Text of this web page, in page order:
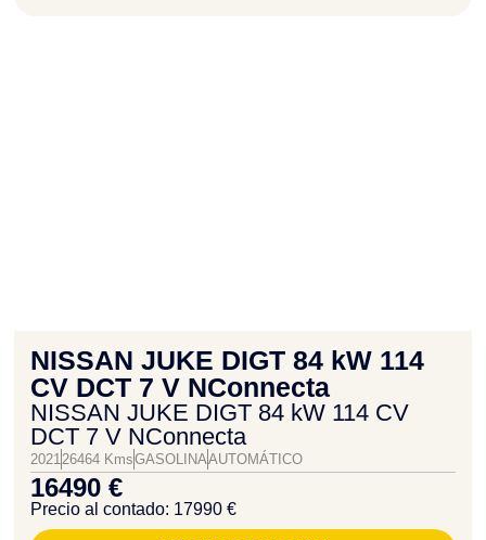
NISSAN JUKE DIGT 84 kW 114
CV DCT 7 V NConnecta
NISSAN JUKE DIGT 84 kW 114 CV
DCT 7 V NConnecta
202126464 KmsGASOLINAAUTOMÁTICO
16490 €
Precio al contado: 17990 €